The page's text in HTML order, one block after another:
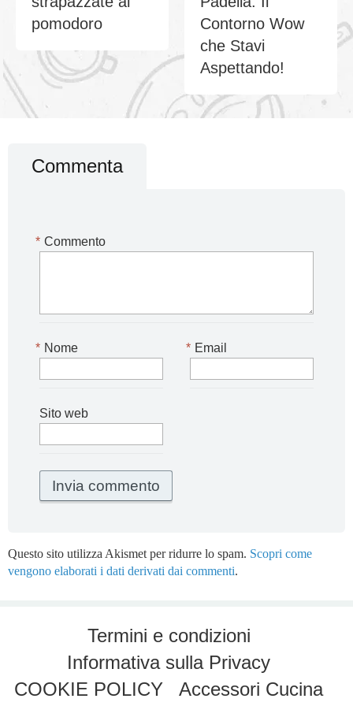
pomodoro
Contorno Wow
che Stavi
Aspettando!
Commenta
Commento
*
Nome
* Email
*
Sito web
Questo sito utilizza Akismet per ridurre lo spam. Scopri come
vengono elaborati i dati derivati dai commenti.
Termini e condizioni
Informativa sulla Privacy
COOKIE POLICY
Accessori Cucina